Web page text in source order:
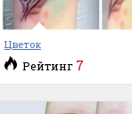
Цветок
Рейтинг 7